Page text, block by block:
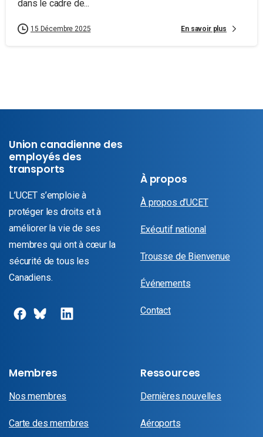
dans le cadre de...
15 Décembre 2025 En savoir plus
Union canadienne des
employés des
transports
L’UCET s’emploie à
protéger les droits et à
améliorer la vie de ses
membres qui ont à cœur la
sécurité de tous les
Canadiens.
À propos
À propos d’UCET
Exécutif national
Trousse de Bienvenue
Événements
Contact
Membres
Nos membres
Carte des membres
Ressources
Dernières nouvelles
Aéroports